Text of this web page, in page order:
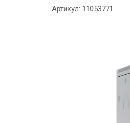
Артикул: 11053771